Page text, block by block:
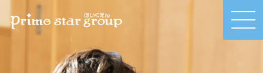
MEN
U